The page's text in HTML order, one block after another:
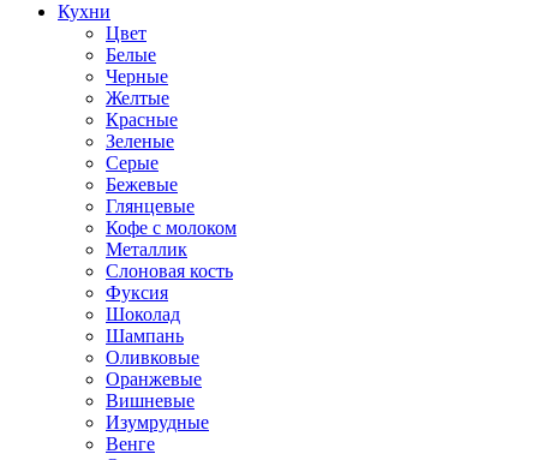
Кухни
Цвет
Белые
Черные
Желтые
Красные
Зеленые
Серые
Бежевые
Глянцевые
Кофе с молоком
Металлик
Слоновая кость
Фуксия
Шоколад
Шампань
Оливковые
Оранжевые
Вишневые
Изумрудные
Венге